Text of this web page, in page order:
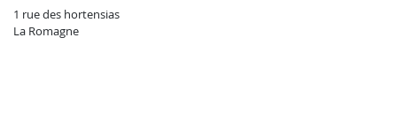
1 rue des hortensias
La Romagne